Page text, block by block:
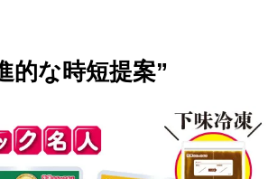
的な時短提案”